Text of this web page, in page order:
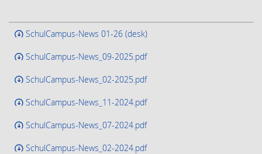
SchulCampus-News 01-26 (desk)
SchulCampus-News_09-2025.pdf
SchulCampus-News_02-2025.pdf
SchulCampus-News_11-2024.pdf
SchulCampus-News_07-2024.pdf
SchulCampus-News_02-2024.pdf